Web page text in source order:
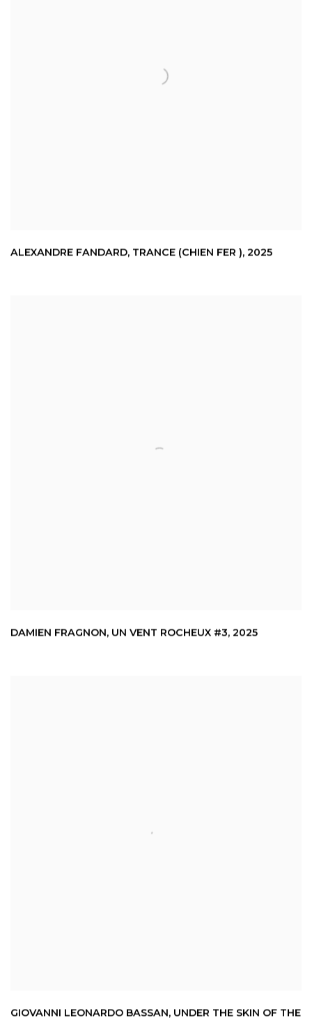
ALEXANDRE FANDARD, TRANCE (CHIEN FER ), 2025
DAMIEN FRAGNON, UN VENT ROCHEUX #3, 2025
GIOVANNI LEONARDO BASSAN, UNDER THE SKIN OF THE